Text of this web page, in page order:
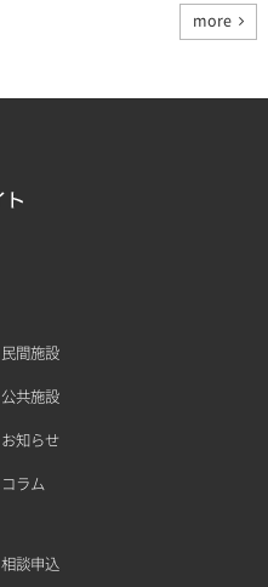
more
民間施設
公共施設
お知らせ
コラム
相談申込